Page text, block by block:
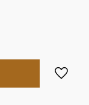
Lägg